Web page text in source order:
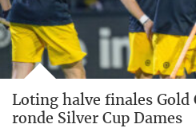
Loting halve finales Gold
ronde Silver Cup Dames